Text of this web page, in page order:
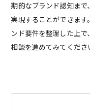
期的なブランド認知ま
実現することができま
ンド要件を整理した上
相談を進めてみてくださ